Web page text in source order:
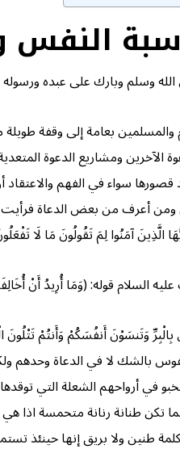
النفس
وسلم وبارك على عبده
والمسلمين بعامة إلى وقفة
ومشاريع الدعوة
قصورها سواء في الفهم
أعرف من بعض الدعاة فرأيت
لَا تَفْعَلُونَ (٢) كَبُرَ مَقْتًا عِندَ اللَّهِ أَن تَقُولُوا مَا لَا تَفْعَلُونَ)
السلام قوله: (وَمَا أُرِيدُ أَنْ
بالشك لا في الدعاة وحدهم
في أرواحهم الشعلة التي
تكن طنانة رنانة متحمسة اذا
طنين ولا بريق إنها حينئذ